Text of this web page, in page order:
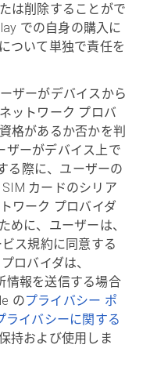
は削除することがで
での自身の購入に
ついて単独で責任を
ザーがデバイスから
ットワーク プロバ
格があるか否かを判
ザーがデバイス上で
る際に、ユーザーの
カードのシリア
ワーク プロバイダ
めに、ユーザーは、
ス規約に同意する
ロバイダは、
情報を送信する場合
のプライバシー ポ
ライバシーに関する
持および使用しま